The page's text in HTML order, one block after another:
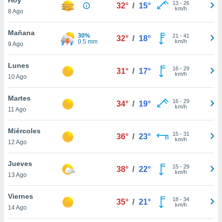
en
más
nuestra
de
cookies
aceptar
8 Ago
32° / 15° 13- 26
km/h
Mañana
9 Ago
30%
0.5 mm
32° / 18° 21 - 41
km/h
Lunes
10 Ago
31° / 17° 16- 29
km/h
Martes
11 Ago
34° / 19° 16- 29
km/h
Miércoles
12 Ago
36° / 23° 15- 31
km/h
Jueves
13 Ago
38° / 22° 15- 29
km/h
Viernes
14 Ago
35° / 21° 18- 34
km/h